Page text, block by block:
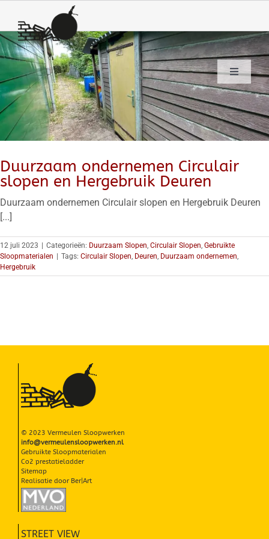
naar
inhoud
Toggle
Navigation
HOME
STREETVIEW
SLOOPWERKEN
CIRCULAIR SLOPEN
GEBRUIKTE SLOOPMATERIALEN
Co2
DISCIPLINES
MVO ONDERNEMEN
NIEUWS
CONTACT
Duurzaam ondernemen Circulair
slopen en Hergebruik Deuren
Duurzaam ondernemen Circulair slopen en Hergebruik Deuren
[...]
12 juli 2023 | Categorieën: Duurzaam Slopen Circulair Slopen Gebruikte
Sloopmaterialen | Tags: Circulair Slopen Deuren Duurzaam ondernemen
Hergebruik
© 2023 Vermeulen Sloopwerken
info@vermeulensloopwerken.nl
Gebruikte Sloopmaterialen
Co2 prestatieladder
Sitemap
Realisatie door Ber|Art
STREET VIEW